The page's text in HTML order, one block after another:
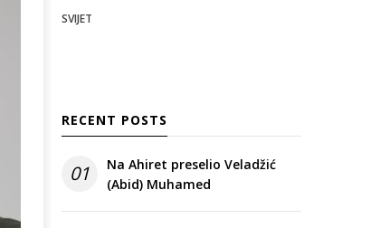
SVIJET
RECENT POSTS
01
Na Ahiret preselio Veladžić
(Abid) Muhamed